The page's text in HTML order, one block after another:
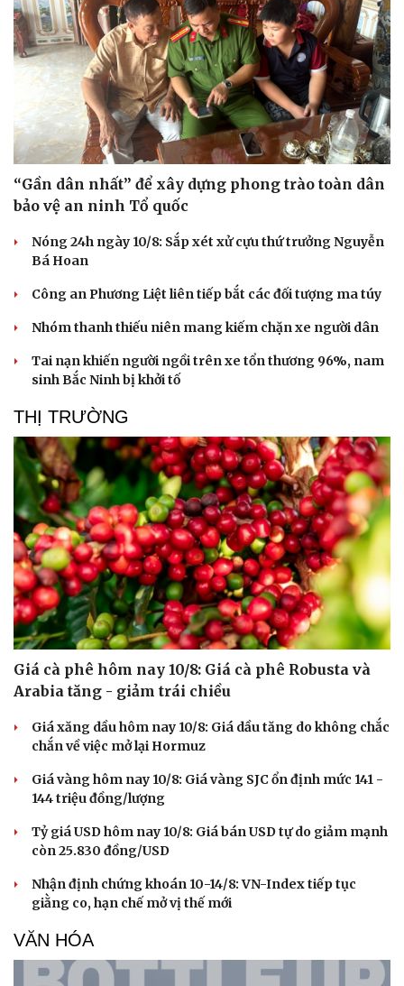
Tư vấn
Săn Tour
check-in
Câu chuyện thời sự
Đọc truyện đêm khuya
Hạt giống tâm hồn
“Gần dân nhất” để xây dựng phong trào toàn dân
bảo vệ an ninh Tổ quốc
Nóng 24h ngày 10/8: Sắp xét xử cựu thứ trưởng Nguyễn
Bá Hoan
Công an Phương Liệt liên tiếp bắt các đối tượng ma túy
Nhóm thanh thiếu niên mang kiếm chặn xe người dân
Tai nạn khiến người ngồi trên xe tổn thương 96%, nam
sinh Bắc Ninh bị khởi tố
THỊ TRƯỜNG
Giá cà phê hôm nay 10/8: Giá cà phê Robusta và
Arabia tăng - giảm trái chiều
Giá xăng dầu hôm nay 10/8: Giá dầu tăng do không chắc
chắn về việc mở lại Hormuz
Giá vàng hôm nay 10/8: Giá vàng SJC ổn định mức 141 -
144 triệu đồng/lượng
Tỷ giá USD hôm nay 10/8: Giá bán USD tự do giảm mạnh
còn 25.830 đồng/USD
Nhận định chứng khoán 10-14/8: VN-Index tiếp tục
giằng co, hạn chế mở vị thế mới
VĂN HÓA